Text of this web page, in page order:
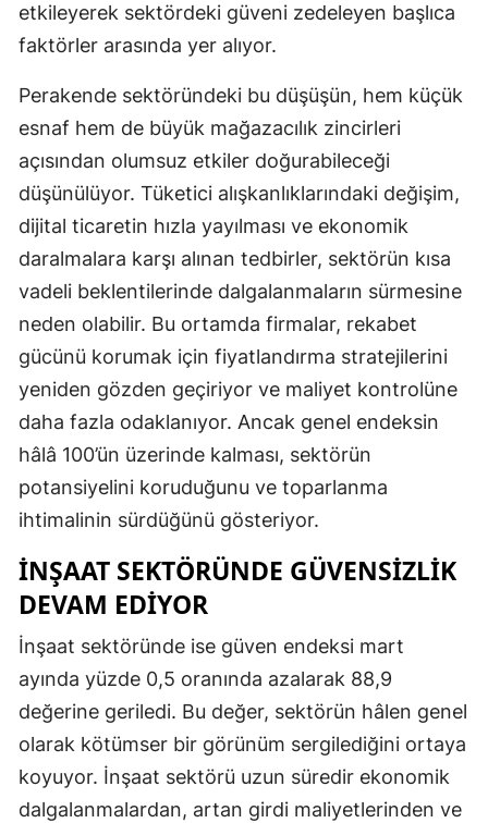
Sinop
Sivas
Tekirdağ
Tokat
Trabzon
Tunceli
Şanlıurfa
Van
Zonguldak
Bayburt
Karaman
Kırıkkale
etkileyerek sektördeki güveni zedeleyen başlıca
faktörler arasında yer alıyor.
Perakende sektöründeki bu düşüşün, hem küçük
esnaf hem de büyük mağazacılık zincirleri
açısından olumsuz etkiler doğurabileceği
düşünülüyor. Tüketici alışkanlıklarındaki değişim,
dijital ticaretin hızla yayılması ve ekonomik
daralmalara karşı alınan tedbirler, sektörün kısa
vadeli beklentilerinde dalgalanmaların sürmesine
neden olabilir. Bu ortamda firmalar, rekabet
gücünü korumak için fiyatlandırma stratejilerini
yeniden gözden geçiriyor ve maliyet kontrolüne
daha fazla odaklanıyor. Ancak genel endeksin
hâlâ 100’ün üzerinde kalması, sektörün
potansiyelini koruduğunu ve toparlanma
ihtimalinin sürdüğünü gösteriyor.
İNŞAAT SEKTÖRÜNDE GÜVENSIZLIK
DEVAM EDIYOR
İnşaat sektöründe ise güven endeksi mart
ayında yüzde 0,5 oranında azalarak 88,9
değerine geriledi. Bu değer, sektörün hâlen genel
olarak kötümser bir görünüm sergilediğini ortaya
koyuyor. İnşaat sektörü uzun süredir ekonomik
dalgalanmalardan, artan girdi maliyetlerinden ve